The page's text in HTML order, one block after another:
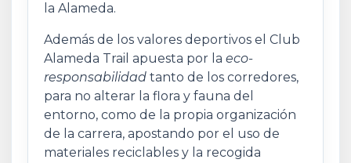
la Alameda.
Además de los valores deportivos el Club
Alameda Trail apuesta por la eco-
responsabilidad tanto de los corredores,
para no alterar la flora y fauna del
entorno, como de la propia organización
de la carrera, apostando por el uso de
materiales reciclables y la recogida